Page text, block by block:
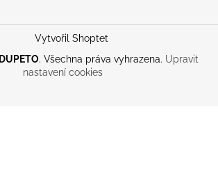
Vytvořil Shoptet
DUPETO. Všechna práva vyhrazena. Upravit
nastavení cookies